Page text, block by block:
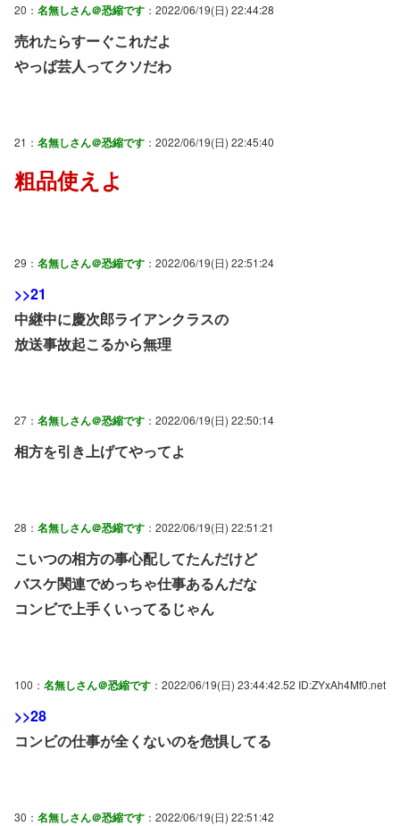
20： 名無しさん＠恐縮です ：2022/06/19(日) 22:44:28
売れたらすーぐこれだよ
やっぱ芸人ってクソだわ
21： 名無しさん＠恐縮です ：2022/06/19(日) 22:45:40
粗品使えよ
29： 名無しさん＠恐縮です ：2022/06/19(日) 22:51:24
>>21
中継中に慶次郎ライアンクラスの
放送事故起こるから無理
27： 名無しさん＠恐縮です ：2022/06/19(日) 22:50:14
相方を引き上げてやってよ
28： 名無しさん＠恐縮です ：2022/06/19(日) 22:51:21
こいつの相方の事心配してたんだけど
バスケ関連でめっちゃ仕事あるんだな
コンビで上手くいってるじゃん
100： 名無しさん＠恐縮です ：2022/06/19(日) 23:44:42.52 ID:ZYxAh4Mf0.net
>>28
コンビの仕事が全くないのを危惧してる
30： 名無しさん＠恐縮です ：2022/06/19(日) 22:51:42